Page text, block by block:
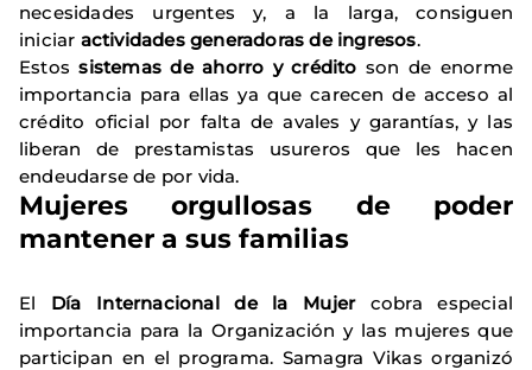
necesidades urgentes y, a la larga, consiguen
iniciar actividades generadoras de ingresos.
Estossistemas de ahorro y crédito son de enorme
importancia para ellas ya que carecen de acceso al
crédito oficial por falta de avales y garantías, y las
liberan de prestamistas usureros que les hacen
endeudarse de por vida.
Mujeres orgullosas de poder
mantener a sus familias
El Día Internacional de la Mujercobra especial
importancia para la Organización y las mujeres que
participan en el programa. Samagra Vikas organizó